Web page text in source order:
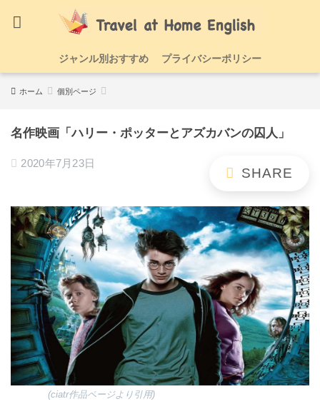
ジャンル別おすすめ プライバシーポリシー
ホーム 個別ページ
名作映画「ハリー・ポッターとアズカバンの囚人」
2020年7月23日
(ciatr作品ページより引用)